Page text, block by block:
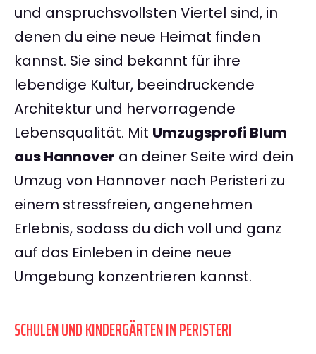
und anspruchsvollsten Viertel sind, in
denen du eine neue Heimat finden
kannst. Sie sind bekannt für ihre
lebendige Kultur, beeindruckende
Architektur und hervorragende
Lebensqualität. Mit Umzugsprofi Blum
aus Hannover an deiner Seite wird dein
Umzug von Hannover nach Peristeri zu
einem stressfreien, angenehmen
Erlebnis, sodass du dich voll und ganz
auf das Einleben in deine neue
Umgebung konzentrieren kannst.
SCHULEN UND KINDERGÄRTEN IN PERISTERI